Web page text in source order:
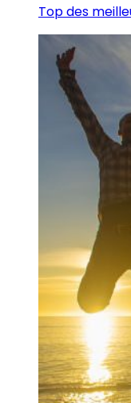
Top des